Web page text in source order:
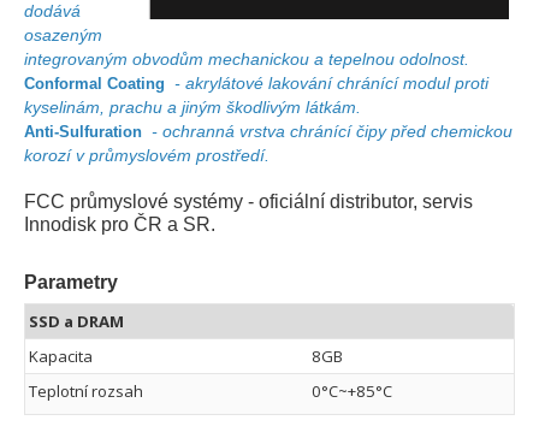
dodává
osazeným
integrovaným obvodům mechanickou a tepelnou odolnost.
Conformal Coating - akrylátové lakování chránící modul proti
kyselinám, prachu a jiným škodlivým látkám.
Anti-Sulfuration - ochranná vrstva chránící čipy před chemickou
korozí v průmyslovém prostředí.
FCC průmyslové systémy - oficiální distributor, servis
Innodisk pro ČR a SR.
Parametry
SSD a DRAM
Kapacita
8GB
Teplotní rozsah
0°C~+85°C